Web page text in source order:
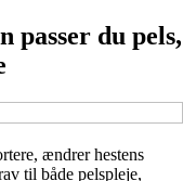
passer du pels,
ændrer hestens
til både pelspleje,